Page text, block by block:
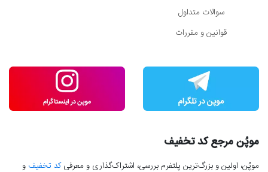
سوالات متداول
قوانین و مقررات
موپُن مرجع کد تخفیف
موپُن، اولین و بزرگ‌ترین پلتفرم بررسی، اشتراک‌گذاری و معرفیکد تخفیف و